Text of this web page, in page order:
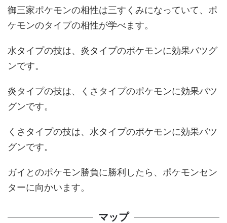
御三家ポケモンの相性は三すくみになっていて、ポ
ケモンのタイプの相性が学べます。
水タイプの技は、炎タイプのポケモンに効果バツグ
ンです。
炎タイプの技は、くさタイプのポケモンに効果バツ
グンです。
くさタイプの技は、水タイプのポケモンに効果バツ
グンです。
ガイとのポケモン勝負に勝利したら、ポケモンセン
ターに向かいます。
マップ